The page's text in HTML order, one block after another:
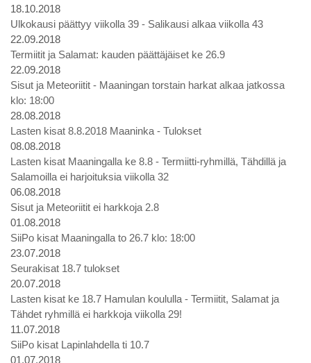
18.10.2018
Ulkokausi päättyy viikolla 39 - Salikausi alkaa viikolla 43
22.09.2018
Termiitit ja Salamat: kauden päättäjäiset ke 26.9
22.09.2018
Sisut ja Meteoriitit - Maaningan torstain harkat alkaa jatkossa
klo: 18:00
28.08.2018
Lasten kisat 8.8.2018 Maaninka - Tulokset
08.08.2018
Lasten kisat Maaningalla ke 8.8 - Termiitti-ryhmillä, Tähdillä ja
Salamoilla ei harjoituksia viikolla 32
06.08.2018
Sisut ja Meteoriitit ei harkkoja 2.8
01.08.2018
SiiPo kisat Maaningalla to 26.7 klo: 18:00
23.07.2018
Seurakisat 18.7 tulokset
20.07.2018
Lasten kisat ke 18.7 Hamulan koululla - Termiitit, Salamat ja
Tähdet ryhmillä ei harkkoja viikolla 29!
11.07.2018
SiiPo kisat Lapinlahdella ti 10.7
01.07.2018